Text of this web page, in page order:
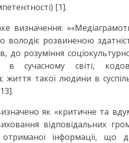
[1].
визначення:
розвиненою
до розуміння
в сучасному світі,
такої людини в
як «критичне та
відповідальних
інформації, що